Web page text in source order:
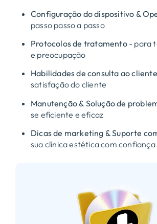
Configuração do dispositivo &
passo passo a passo
Protocolos de tratamento- para
e preocupação
Habilidades de consulta ao cliente
satisfação do cliente
Manutenção & Solução de
se eficiente e eficaz
Dicas de marketing & Suporte
sua clínica estética com confiança